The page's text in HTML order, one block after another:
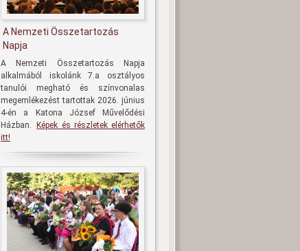
A Nemzeti Összetartozás
Napja
A Nemzeti Összetartozás Napja
alkalmából iskolánk 7.a osztályos
tanulói megható és színvonalas
megemlékezést tartottak 2026. június
4-én a Katona József Művelődési
Házban.
Képek és részletek elérhetők
itt!